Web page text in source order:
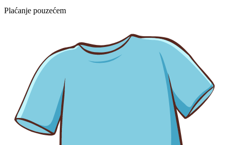
Plaćanje pouzećem